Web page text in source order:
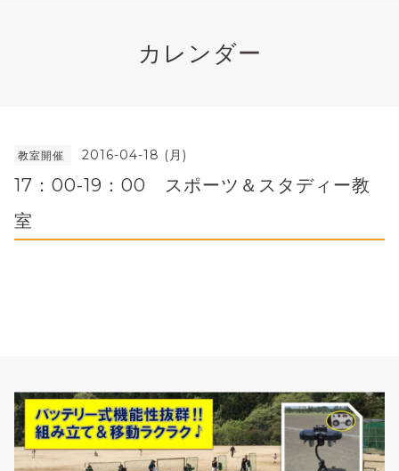
カレンダー
教室開催 2016-04-18 (月)
17：00-19：00 スポーツ＆スタディー教
室